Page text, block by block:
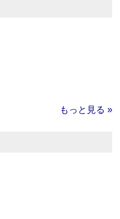
もっと見る »